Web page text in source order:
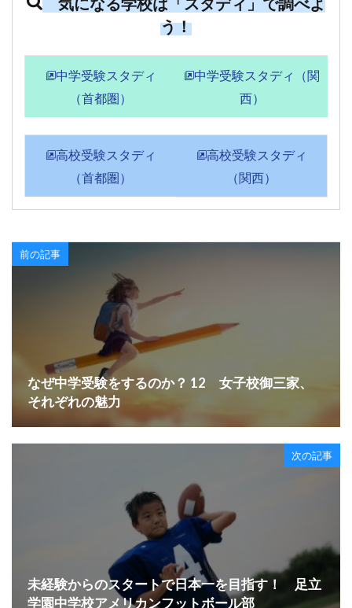
う！
中学受験スタディ
（首都圏）
中学受験スタディ（関
西）
高校受験スタディ
（首都圏）
高校受験スタディ
（関西）
前の記事
なぜ中学受験をするのか？ 12 女子校御三家、
それぞれの魅力
次の記事
未経験からのスタートで日本一を目指す！ 足立
学園中学校アメリカンフットボール部